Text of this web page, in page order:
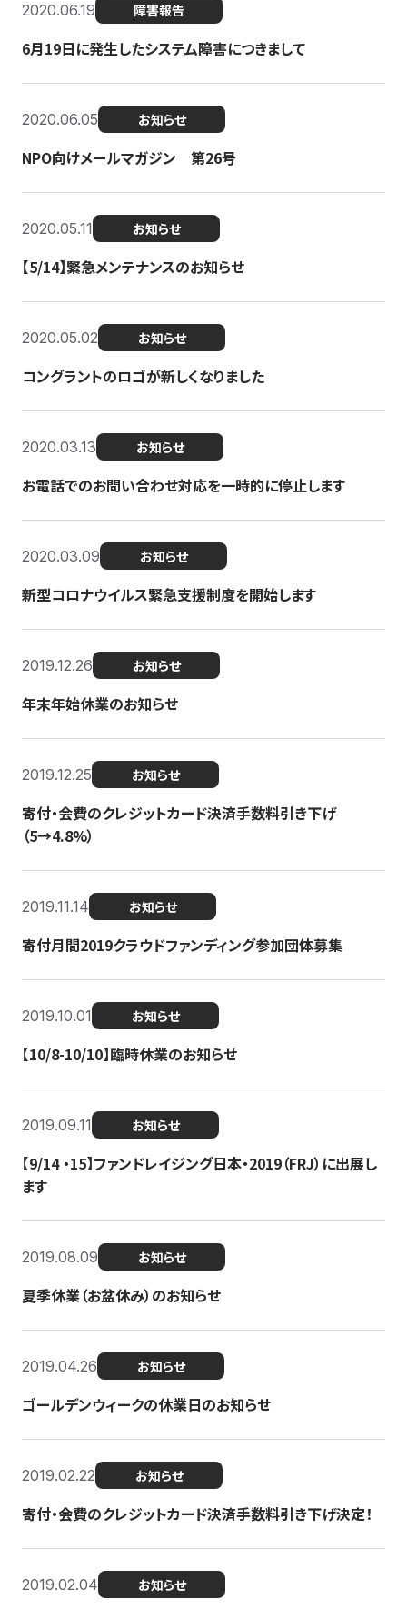
2020.06.19 障害報告
6月19日に発生したシステム障害につきまして
2020.06.05 お知らせ
NPO向けメールマガジン 第26号
2020.05.11 お知らせ
【5/14】緊急メンテナンスのお知らせ
2020.05.02 お知らせ
コングラントのロゴが新しくなりました
2020.03.13 お知らせ
お電話でのお問い合わせ対応を一時的に停止します
2020.03.09 お知らせ
新型コロナウイルス緊急支援制度を開始します
2019.12.26 お知らせ
年末年始休業のお知らせ
2019.12.25 お知らせ
寄付・会費のクレジットカード決済手数料引き下げ
（5→4.8%）
2019.11.14 お知らせ
寄付月間2019クラウドファンディング参加団体募集
2019.10.01 お知らせ
【10/8-10/10】臨時休業のお知らせ
2019.09.11 お知らせ
【9/14 ・15】ファンドレイジング日本・2019（FRJ）に出展し
ます
2019.08.09 お知らせ
夏季休業（お盆休み）のお知らせ
2019.04.26 お知らせ
ゴールデンウィークの休業日のお知らせ
2019.02.22 お知らせ
寄付・会費のクレジットカード決済手数料引き下げ決定！
2019.02.04 お知らせ